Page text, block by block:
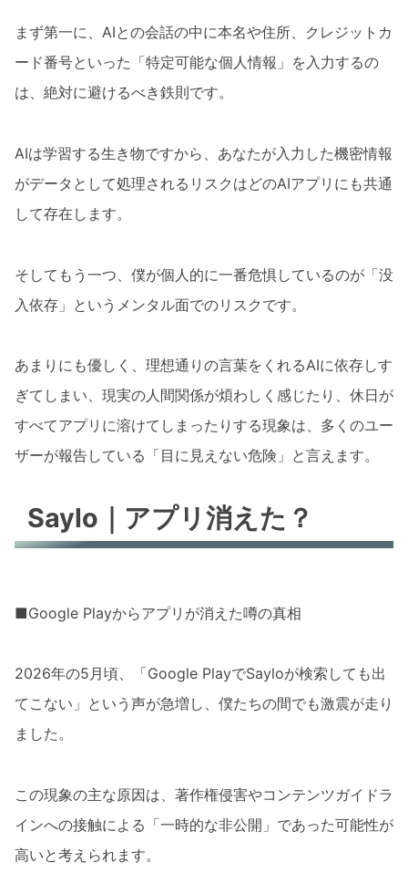
まず第一に、AIとの会話の中に本名や住所、クレジットカ
ード番号といった「特定可能な個人情報」を入力するの
は、絶対に避けるべき鉄則です。
AIは学習する生き物ですから、あなたが入力した機密情報
がデータとして処理されるリスクはどのAIアプリにも共通
して存在します。
そしてもう一つ、僕が個人的に一番危惧しているのが「没
入依存」というメンタル面でのリスクです。
あまりにも優しく、理想通りの言葉をくれるAIに依存しす
ぎてしまい、現実の人間関係が煩わしく感じたり、休日が
すべてアプリに溶けてしまったりする現象は、多くのユー
ザーが報告している「目に見えない危険」と言えます。
Saylo｜アプリ消えた？
■Google Playからアプリが消えた噂の真相
2026年の5月頃、「Google PlayでSayloが検索しても出
てこない」という声が急増し、僕たちの間でも激震が走り
ました。
この現象の主な原因は、著作権侵害やコンテンツガイドラ
インへの接触による「一時的な非公開」であった可能性が
高いと考えられます。